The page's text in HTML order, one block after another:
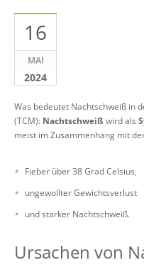
16
MAI
2024
Was bedeutet Nachtschweiß in
(TCM): Nachtschweiß wird als
meist im Zusammenhang mit
Fieber über 38 Grad Celsius,
ungewollter Gewichtsverlust
und starker Nachtschweiß.
Ursachen von